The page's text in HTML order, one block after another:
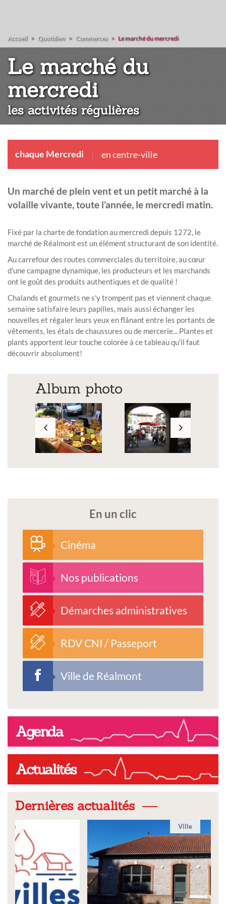
Accueil Quotidien Commerces Le marché du mercredi
Le marché du
mercredi:
les activités régulières
chaque Mercredi en centre-ville
Un marché de plein vent et un petit marché à la
volaille vivante, toute l’année, le mercredi matin.
Fixé par la charte de fondation au mercredi depuis 1272, le
marché de Réalmont est un élément structurant de son identité.
Au carrefour des routes commerciales du territoire, au cœur
d'une campagne dynamique, les producteurs et les marchands
ont le goût des produits authentiques et de qualité !
Chalands et gourmets ne s'y trompent pas et viennent chaque
semaine satisfaire leurs papilles, mais aussi échanger les
nouvelles et régaler leurs yeux en flânant entre les portants de
vêtements, les étals de chaussures ou de mercerie... Plantes et
plants apportent leur touche colorée à ce tableau qu'il faut
découvrir absolument!
Album photo
En un clic
Cinéma
Nos publications
Démarches administratives
RDV CNI / Passeport
Ville de Réalmont
Agenda
Actualités
Dernières actualités